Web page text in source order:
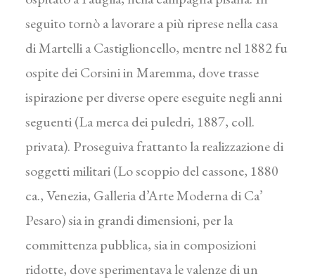
seguito tornò a lavorare a più riprese nella casa
di Martelli a Castiglioncello, mentre nel 1882 fu
ospite dei Corsini in Maremma, dove trasse
ispirazione per diverse opere eseguite negli anni
seguenti (La merca dei puledri, 1887, coll.
privata). Proseguiva frattanto la realizzazione di
soggetti militari (Lo scoppio del cassone, 1880
ca., Venezia, Galleria d’Arte Moderna di Ca’
Pesaro) sia in grandi dimensioni, per la
committenza pubblica, sia in composizioni
ridotte, dove sperimentava le valenze di un